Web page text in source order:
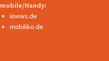
mobile/Handy:
iinews.de
mobiliko.de